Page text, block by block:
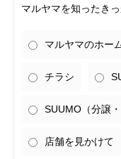
マルヤマを知ったき
マルヤマのホー
チラシ
SUUMO（分譲・
店舗を見かけて